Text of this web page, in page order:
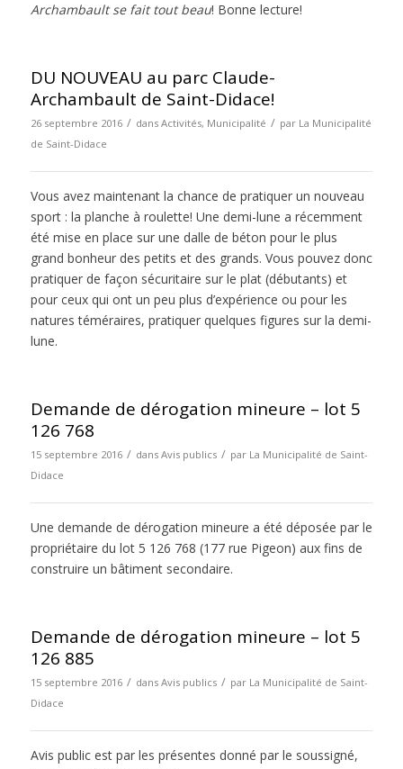
Archambault se fait tout beau! Bonne lecture!
DU NOUVEAU au parc Claude-
Archambault de Saint-Didace!
26 septembre 2016 / dans Activités, Municipalité / par La Municipalité
de Saint-Didace
Vous avez maintenant la chance de pratiquer un nouveau
sport : la planche à roulette! Une demi-lune a récemment
été mise en place sur une dalle de béton pour le plus
grand bonheur des petits et des grands. Vous pouvez donc
pratiquer de façon sécuritaire sur le plat (débutants) et
pour ceux qui ont un peu plus d’expérience ou pour les
natures téméraires, pratiquer quelques figures sur la demi-
lune.
Demande de dérogation mineure – lot 5
126 768
15 septembre 2016 / dans Avis publics / par La Municipalité de Saint-
Didace
Une demande de dérogation mineure a été déposée par le
propriétaire du lot 5 126 768 (177 rue Pigeon) aux fins de
construire un bâtiment secondaire.
Demande de dérogation mineure – lot 5
126 885
15 septembre 2016 / dans Avis publics / par La Municipalité de Saint-
Didace
Avis public est par les présentes donné par le soussigné,